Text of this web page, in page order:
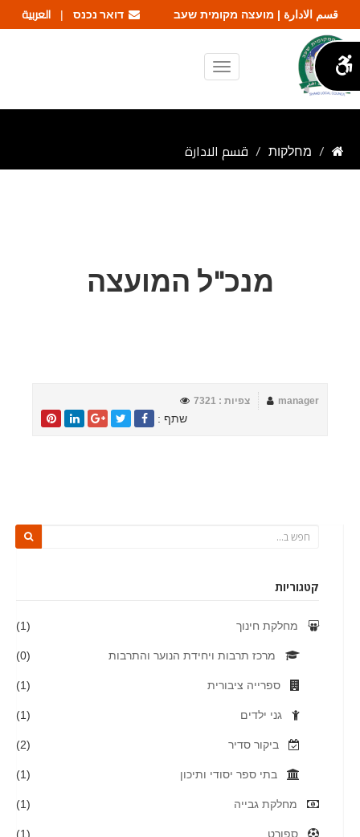
דואר נכנס | العربية قسم الادارة | מועצה מקומית שעב
מחלקות قسم الادارة
מנכ"ל המועצה
manager צפיות : 7321
שתף :
קטגוריות
מחלקת חינוך (1)
מרכז תרבות ויחידת הנוער והתרבות (0)
ספרייה ציבורית (1)
גני ילדים (1)
ביקור סדיר (2)
בתי ספר יסודי ותיכון (1)
מחלקת גבייה (1)
ספורט (1)